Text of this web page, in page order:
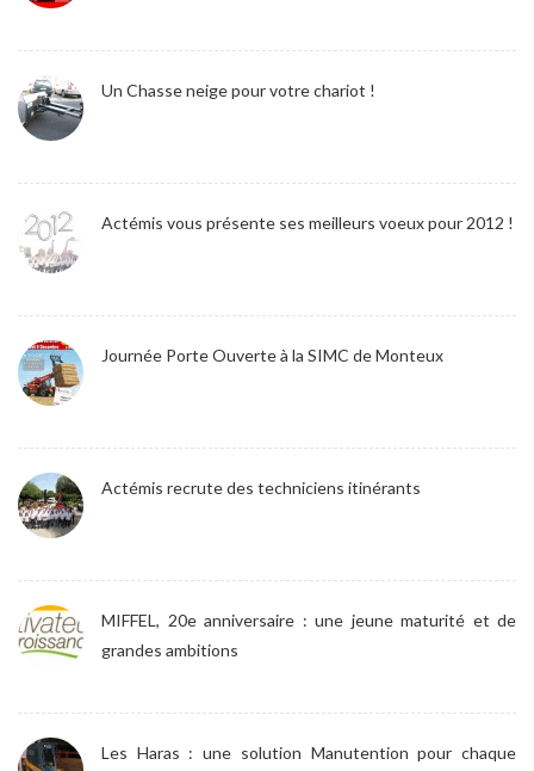
Un Chasse neige pour votre chariot !
Actémis vous présente ses meilleurs voeux pour 2012 !
Journée Porte Ouverte à la SIMC de Monteux
Actémis recrute des techniciens itinérants
MIFFEL, 20e anniversaire : une jeune maturité et de
grandes ambitions
Les Haras : une solution Manutention pour chaque